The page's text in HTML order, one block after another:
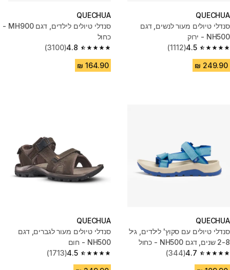
QUECHUA
סנדלי טיולים מעור לנשים, דגם
NH500 - ירוק
4.5
4.5 out of 5 stars from 1112 reviews
(1112)
QUECHUA
סנדלי טיולים לילדים, דגם MH900 -
כחול
4.8
4.8 out of 5 stars from 3100 reviews
(3100)
QUECHUA
סנדלי טיולים עם סקוץ' לילדים, גיל
2-8 שנים, דגם NH500 - כחול
4.7
4.7 out of 5 stars from 344 reviews
(344)
QUECHUA
סנדלי טיולים מעור לגברים, דגם
NH500 - חום
4.5
4.5 out of 5 stars from 1713 reviews
(1713)